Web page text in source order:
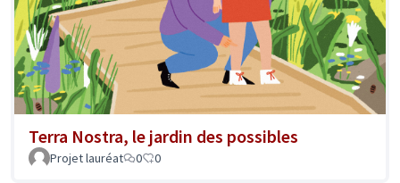
Terra Nostra, le jardin des possibles
Projet lauréat 0 0